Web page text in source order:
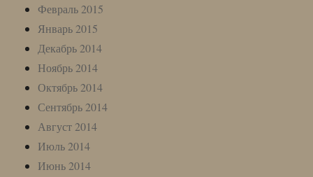
Февраль 2015
Январь 2015
Декабрь 2014
Ноябрь 2014
Октябрь 2014
Сентябрь 2014
Август 2014
Июль 2014
Июнь 2014